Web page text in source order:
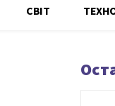
СВІТ